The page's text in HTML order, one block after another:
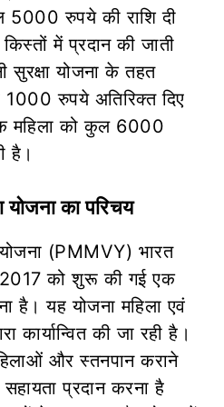
5000 रुपये की राशि दी
में प्रदान की जाती
योजना के तहत
रुपये अतिरिक्त दिए
महिला को कुल 6000
है।
योजना का परिचय
योजना (PMMVY) भारत
2017 को शुरू की गई एक
है। यह योजना महिला एवं
कार्यान्वित की जा रही है।
और स्तनपान कराने
सहायता प्रदान करना है